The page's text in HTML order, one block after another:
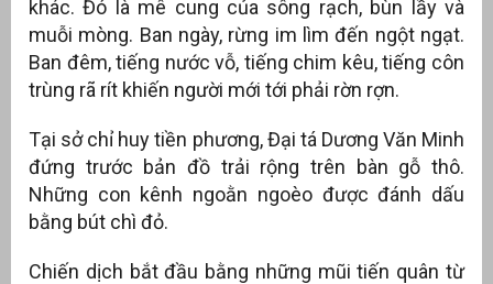
khác. Đó là mê cung của sông rạch, bùn lầy và
muỗi mòng. Ban ngày, rừng im lìm đến ngột ngạt.
Ban đêm, tiếng nước vỗ, tiếng chim kêu, tiếng côn
trùng rã rít khiến người mới tới phải rờn rợn.
Tại sở chỉ huy tiền phương, Đại tá Dương Văn Minh
đứng trước bản đồ trải rộng trên bàn gỗ thô.
Những con kênh ngoằn ngoèo được đánh dấu
bằng bút chì đỏ.
Chiến dịch bắt đầu bằng những mũi tiến quân từ